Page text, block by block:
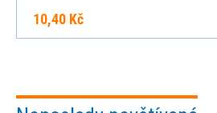
10,40 Kč